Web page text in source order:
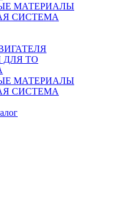
МАТЕРИАЛЫ
СИСТЕМА
ДЛЯ ТО
МАТЕРИАЛЫ
СИСТЕМА